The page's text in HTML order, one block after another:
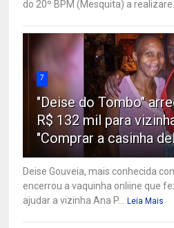
do 20º BPM (Mesquita) a realizare...
7
"Deise do Tombo"
R$ 132 mil para
"Comprar a casinha
Deise Gouveia, mais conhecida
encerrou a vaquinha onliine que
ajudar a vizinha Ana P...
Leia Mais